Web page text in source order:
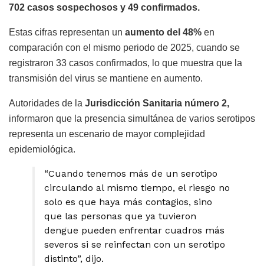
702 casos sospechosos y 49 confirmados.
Estas cifras representan un aumento del 48% en
comparación con el mismo periodo de 2025, cuando se
registraron 33 casos confirmados, lo que muestra que la
transmisión del virus se mantiene en aumento.
Autoridades de la Jurisdicción Sanitaria número 2,
informaron que la presencia simultánea de varios serotipos
representa un escenario de mayor complejidad
epidemiológica.
“Cuando tenemos más de un serotipo
circulando al mismo tiempo, el riesgo no
solo es que haya más contagios, sino
que las personas que ya tuvieron
dengue pueden enfrentar cuadros más
severos si se reinfectan con un serotipo
distinto”, dijo.